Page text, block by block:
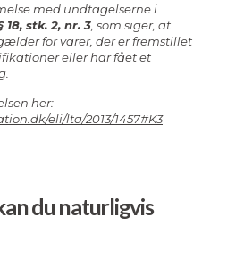
med undtagelserne i
stk. 2, nr. 3 , som siger, at
for varer, der er fremstillet
eller har fået et
her:
eli/lta/2013/1457#K3
du naturligvis